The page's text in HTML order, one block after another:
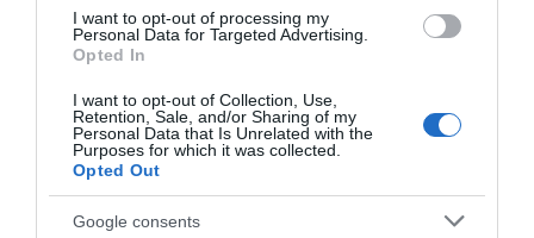
I want to opt-out of processing my
Personal Data for Targeted Advertising.
Opted In
I want to opt-out of Collection, Use,
Retention, Sale, and/or Sharing of my
Personal Data that Is Unrelated with the
Purposes for which it was collected.
Opted Out
Google consents
2026-08-07.
Túlzott félelem a közös jövőtől – hogyan kerüld el egy új
párkapcsolatban?